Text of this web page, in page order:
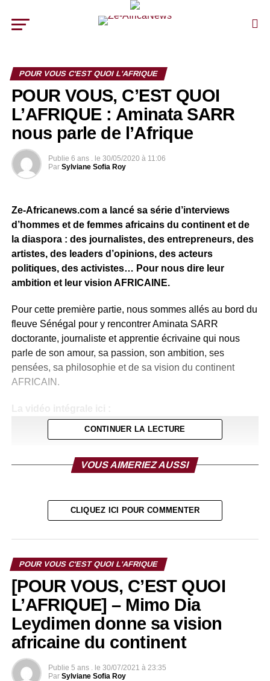
POUR VOUS C'EST QUOI L'AFRIQUE
POUR VOUS, C’EST QUOI
L’AFRIQUE : Aminata SARR
nous parle de l’Afrique
Publie 6 ans . le 30/05/2020 à 11:06
Par Sylviane Sofia Roy
Ze-Africanews.com a lancé sa série d’interviews
d’hommes et de femmes africains du continent et de
la diaspora : des journalistes, des entrepreneurs, des
artistes, des leaders d’opinions, des acteurs
politiques, des activistes… Pour nous dire leur
ambition et leur vision AFRICAINE.
Pour cette première partie, nous sommes allés au bord du
fleuve Sénégal pour y rencontrer Aminata SARR
doctorante, journaliste et apprentie écrivaine qui nous
parle de son amour, sa passion, son ambition, ses
pensées, sa philosophie et de sa vision du continent
AFRICAIN.
RELATED TOPICS:
CONTINUER LA LECTURE
VOUS AIMERIEZ AUSSI
CLIQUEZ ICI POUR COMMENTER
POUR VOUS C'EST QUOI L'AFRIQUE
[POUR VOUS, C’EST QUOI
L’AFRIQUE] – Mimo Dia
Leydimen donne sa vision
africaine du continent
Publie 5 ans . le 30/07/2021 à 23:35
Par Sylviane Sofia Roy